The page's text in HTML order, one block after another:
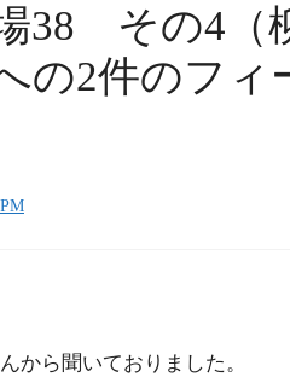
場38 その4（
の2件のフィ
から聞いておりました。